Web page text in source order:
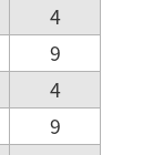
4
9
4
9